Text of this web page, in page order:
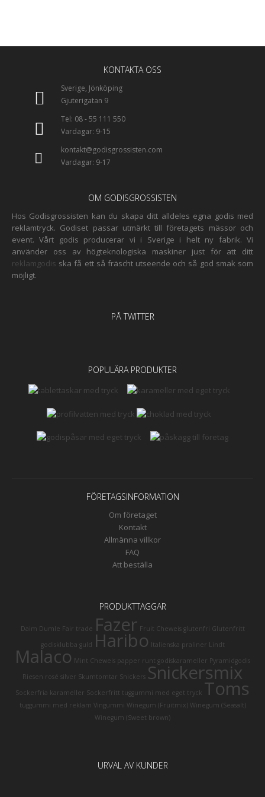
KONTAKTA OSS
Sverige, Jönköping
Gjuterigatan 9
Tel: 08 - 55 111 550
Vardagar: 9-15
kontakt@godisgrossisten.com
Vardagar: 9-17
OM GODISGROSSISTEN
Hos Godisgrossisten kan du skapa ditt alldeles egna godis med
reklamtryck. Godiset passar utmärkt till företagets mässor och
event. Vårt godis producerar vi i Sverige i helt ny fabrik. Vi
använder oss av högteknologiska maskiner just för att ditt
reklamgodis ska få ett så fräscht utseende och så god smak som
möjligt.
PÅ TWITTER
POPULÄRA PRODUKTER
FÖRETAGSINFORMATION
Om företaget
Kontakt
Allmänna villkor
FAQ
Att beställa
PRODUKTTAGGAR
Daim Dumle Fair trade Fazer Fruit Cheweis glutenfri Glutenfritt
godisklubba guld Haribo Italienska praliner Lindt
Malaco Mint Cheweis papper runt godiskarameller Pyramidgodis
Riesen rosé silver Skumtomtar Snickers Snickersmix
Sockerfria karameller Sockerfritt tuggummi med eget tryck Toms
tuggummi med reklam Vingummi Winegum (Fruitmix) Winegum (Seasalt)
Winegum (Sweet brown)
URVAL AV KUNDER